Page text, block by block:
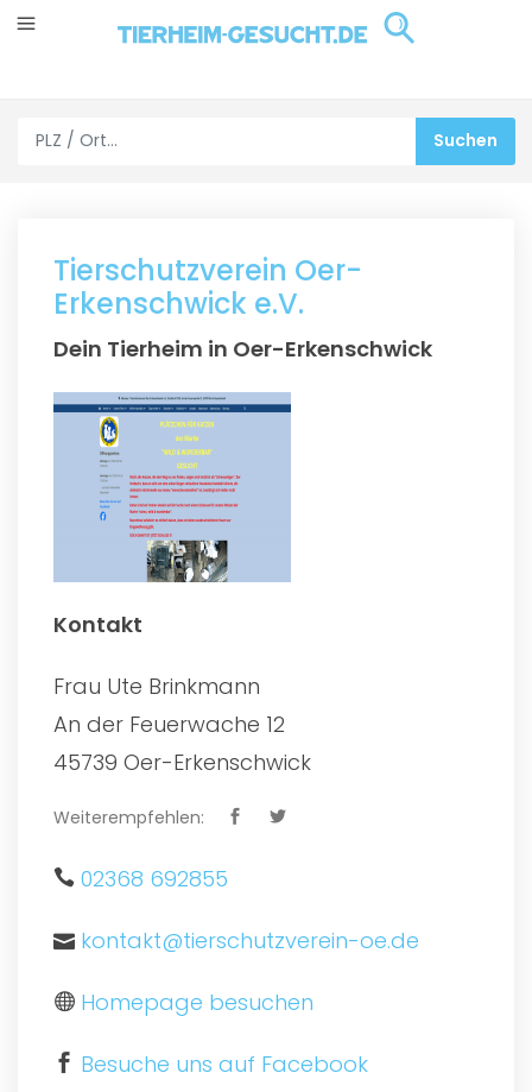
Tierschutzverein Oer-
Erkenschwick e.V.
Dein Tierheim in Oer-Erkenschwick
Kontakt
Frau Ute Brinkmann
An der Feuerwache 12
45739 Oer-Erkenschwick
Weiterempfehlen:
02368 692855
kontakt@tierschutzverein-oe.de
Homepage besuchen
Besuche uns auf Facebook